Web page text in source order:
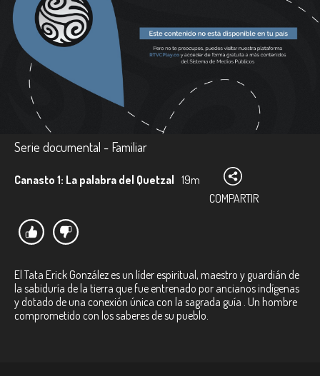
Serie documental - Familiar
Canasto 1: La palabra del Quetzal 19m
COMPARTIR
El Tata Erick González es un líder espiritual, maestro y guardián de
la sabiduría de la tierra que fue entrenado por ancianos indígenas
y dotado de una conexión única con la sagrada guía . Un hombre
comprometido con los saberes de su pueblo.